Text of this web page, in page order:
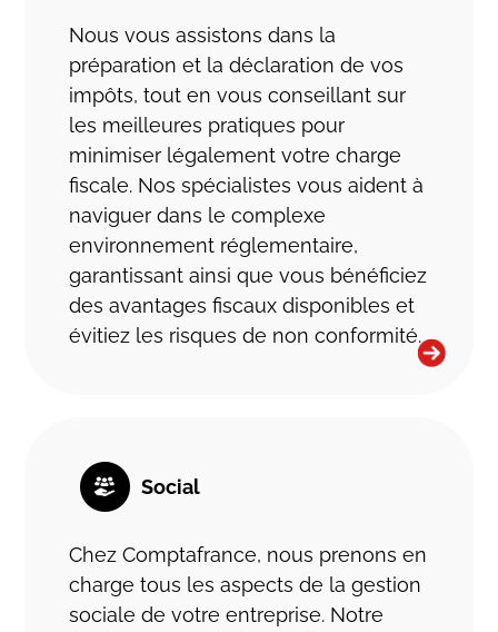
Nous vous assistons dans la
préparation et la déclaration de vos
impôts, tout en vous conseillant sur
les meilleures pratiques pour
minimiser légalement votre charge
fiscale. Nos spécialistes vous aident à
naviguer dans le complexe
environnement réglementaire,
garantissant ainsi que vous bénéficiez
des avantages fiscaux disponibles et
évitiez les risques de non conformité.
Social
Chez Comptafrance, nous prenons en
charge tous les aspects de la gestion
sociale de votre entreprise. Notre